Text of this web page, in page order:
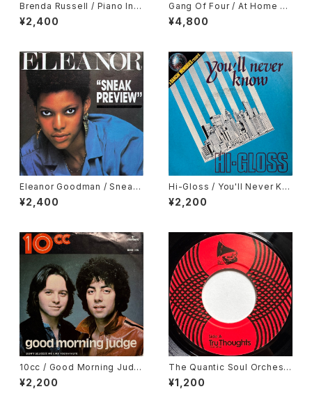
Brenda Russell / Piano In T
he Dark
¥2,400
Gang Of Four / At Home H
e's A Tourist / It's Her Fact
ory
¥4,800
Eleanor Goodman / Sneak
Preview
¥2,400
Hi-Gloss / You'll Never Kn
ow
¥2,200
10cc / Good Morning Judg
e
¥2,200
The Quantic Soul Orchestr
a / Something That's Real
¥1,200